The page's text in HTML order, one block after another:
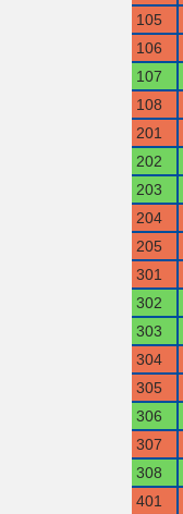
105
106
107
108
201
202
203
204
205
301
302
303
304
305
306
307
308
401